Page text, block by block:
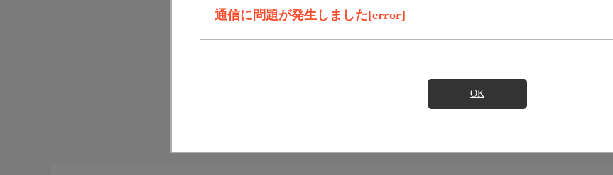
通信に問題が発生しました[error]
OK